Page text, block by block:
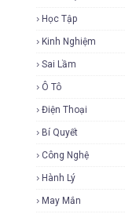
Học Tập
Kinh Nghiệm
Sai Lầm
Ô Tô
Điện Thoại
Bí Quyết
Công Nghệ
Hành Lý
May Mắn